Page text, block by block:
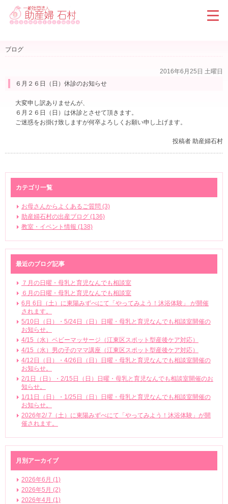
ブログ
2016年6月25日 土曜日
６月２６日（日）休診のお知らせ
大変申し訳ありませんが、
６月２６日（日）は休診とさせて頂きます。
ご迷惑をお掛け致しますが何卒よろしくお願い申し上げます。
投稿者 助産婦石村
カテゴリ一覧
お母さんからよくあるご質問 (3)
助産婦石村の出産ブログ (136)
教室・イベント情報 (138)
最近のブログ記事
７月の日曜・母乳と育児なんでも相談室
６月の日曜・母乳と育児なんでも相談室
6月 6日（土）に東陽みずべにて「やってみよう！沐浴体験」 が開催
されます。
5/10日（日）・5/24日（日）日曜・母乳と育児なんでも相談室開催の
お知らせ。
4/15（水）ベビーマッサージ（江東区スポット型産後ケア対応）
4/15（水）男の子のママ講座（江東区スポット型産後ケア対応）
4/12日（日）・4/26日（日）日曜・母乳と育児なんでも相談室開催の
お知らせ。
2/1日（日）・2/15日（日）日曜・母乳と育児なんでも相談室開催のお
知らせ。
1/11日（日）・1/25日（日）日曜・母乳と育児なんでも相談室開催の
お知らせ。
2026年2/ 7（土）に東陽みずべにて「やってみよう！沐浴体験」が開
催されます。
月別アーカイブ
2026年6月 (1)
2026年5月 (2)
2026年4月 (1)